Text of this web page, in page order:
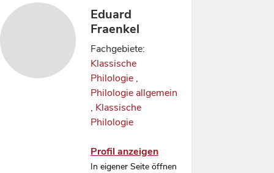
Eduard
Fraenkel
Fachgebiete:
Klassische
Philologie ,
Philologie allgemein
, Klassische
Philologie
Profil anzeigen
In eigener Seite öffnen